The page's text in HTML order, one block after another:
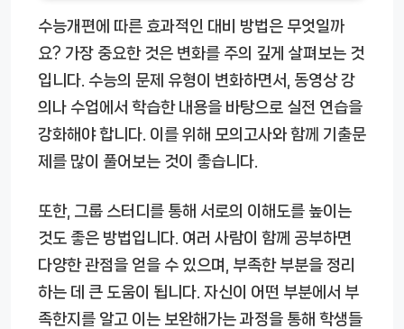
수능개편에 따른 효과적인 대비 방법은 무엇일까
요? 가장 중요한 것은 변화를 주의 깊게 살펴보는 것
입니다. 수능의 문제 유형이 변화하면서, 동영상 강
의나 수업에서 학습한 내용을 바탕으로 실전 연습을
강화해야 합니다. 이를 위해 모의고사와 함께 기출문
제를 많이 풀어보는 것이 좋습니다.
또한, 그룹 스터디를 통해 서로의 이해도를 높이는
것도 좋은 방법입니다. 여러 사람이 함께 공부하면
다양한 관점을 얻을 수 있으며, 부족한 부분을 정리
하는 데 큰 도움이 됩니다. 자신이 어떤 부분에서 부
족한지를 알고 이는 보완해가는 과정을 통해 학생들